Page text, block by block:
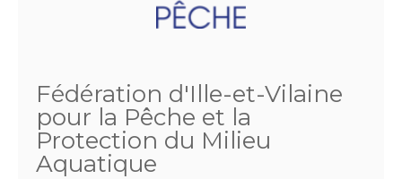
Fédération d'Ille-et-Vilaine
pour la Pêche et la
Protection du Milieu
Aquatique